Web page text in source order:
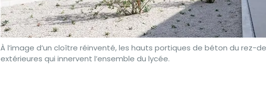
À l’image d’un cloître réinventé, les hauts portiques de béton du rez-
extérieures qui innervent l’ensemble du lycée.